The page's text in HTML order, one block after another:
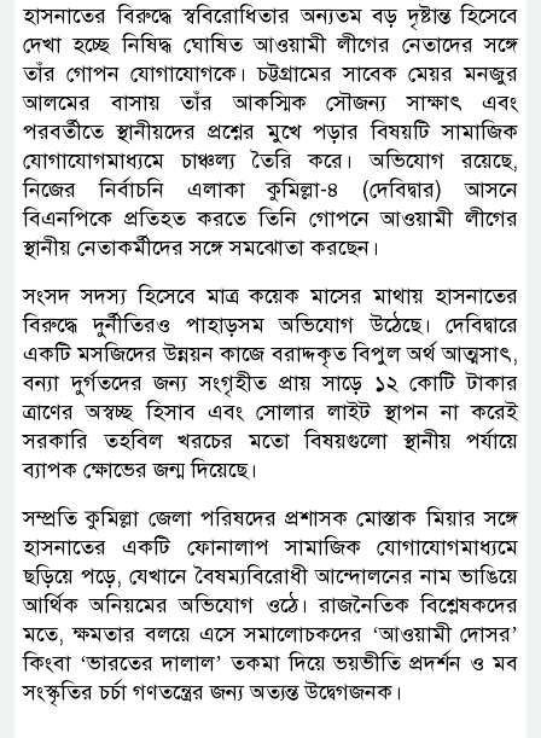
হাসনাতের বিরুদ্ধে স্ববিরোধিতার অন্যতম বড় দৃষ্টান্ত হিসেবে
দেখা হচ্ছে নিষিদ্ধ ঘোষিত আওয়ামী লীগের নেতাদের সঙ্গে
তাঁর গোপন যোগাযোগকে। চট্টগ্রামের সাবেক মেয়র মনজুর
আলমের বাসায় তাঁর আকস্মিক সৌজন্য সাক্ষাৎ এবং
পরবর্তীতে স্থানীয়দের প্রশ্নের মুখে পড়ার বিষয়টি সামাজিক
যোগাযোগমাধ্যমে চাঞ্চল্য তৈরি করে। অভিযোগ রয়েছে,
নিজের নির্বাচনি এলাকা কুমিল্লা-৪ (দেবিদ্বার) আসনে
বিএনপিকে প্রতিহত করতে তিনি গোপনে আওয়ামী লীগের
স্থানীয় নেতাকর্মীদের সঙ্গে সমঝোতা করছেন।
সংসদ সদস্য হিসেবে মাত্র কয়েক মাসের মাথায় হাসনাতের
বিরুদ্ধে দুর্নীতিরও পাহাড়সম অভিযোগ উঠেছে। দেবিদ্বারে
একটি মসজিদের উন্নয়ন কাজে বরাদ্দকৃত বিপুল অর্থ আত্মসাৎ,
বন্যা দুর্গতদের জন্য সংগৃহীত প্রায় সাড়ে ১২ কোটি টাকার
ত্রাণের অস্বচ্ছ হিসাব এবং সোলার লাইট স্থাপন না করেই
সরকারি তহবিল খরচের মতো বিষয়গুলো স্থানীয় পর্যায়ে
ব্যাপক ক্ষোভের জন্ম দিয়েছে।
সম্প্রতি কুমিল্লা জেলা পরিষদের প্রশাসক মোস্তাক মিয়ার সঙ্গে
হাসনাতের একটি ফোনালাপ সামাজিক যোগাযোগমাধ্যমে
ছড়িয়ে পড়ে, যেখানে বৈষম্যবিরোধী আন্দোলনের নাম ভাঙিয়ে
আর্থিক অনিয়মের অভিযোগ ওঠে। রাজনৈতিক বিশ্লেষকদের
মতে, ক্ষমতার বলয়ে এসে সমালোচকদের ‘আওয়ামী দোসর’
কিংবা ‘ভারতের দালাল’ তকমা দিয়ে ভয়ভীতি প্রদর্শন ও মব
সংস্কৃতির চর্চা গণতন্ত্রের জন্য অত্যন্ত উদ্বেগজনক।